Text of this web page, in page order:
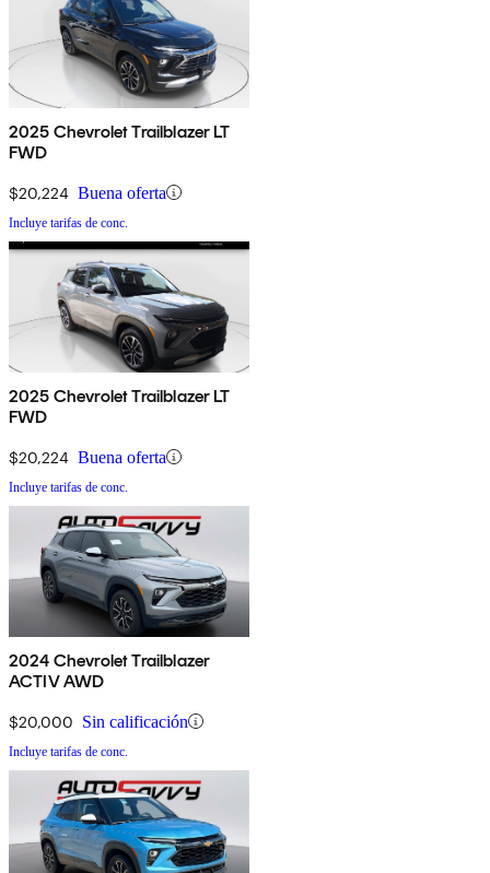
2025 Chevrolet Trailblazer LT
FWD
$20,224 Buena oferta
Incluye tarifas de conc.
2025 Chevrolet Trailblazer LT
FWD
$20,224 Buena oferta
Incluye tarifas de conc.
2024 Chevrolet Trailblazer
ACTIV AWD
$20,000 Sin calificación
Incluye tarifas de conc.